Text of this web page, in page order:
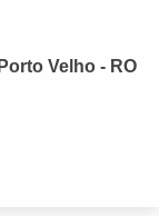
Velho - RO